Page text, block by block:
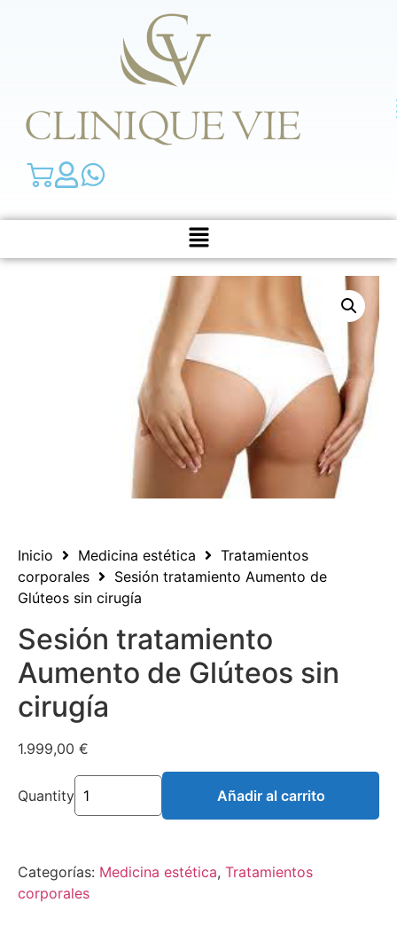
Inicio Medicina estética
Tratamientos
corporales
Sesión tratamiento Aumento de
Glúteos sin cirugía
Sesión tratamiento
Aumento de Glúteos sin
cirugía
1.999,00 €
Quantity Añadir al carrito
Categorías: Medicina estética, Tratamientos
corporales